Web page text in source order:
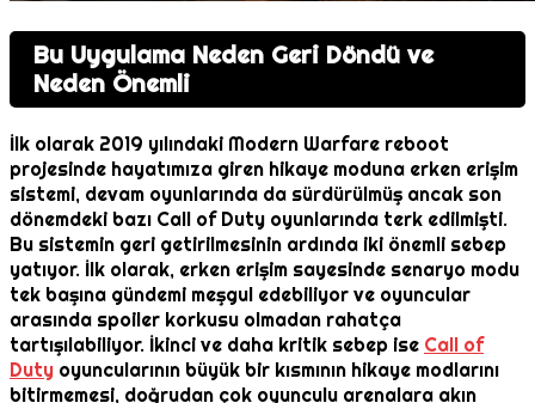
Bu Uygulama Neden Geri Döndü ve
Neden Önemli
İlk olarak 2019 yılındaki Modern Warfare reboot
projesinde hayatımıza giren hikaye moduna erken erişim
sistemi, devam oyunlarında da sürdürülmüş ancak son
dönemdeki bazı Call of Duty oyunlarında terk edilmişti.
Bu sistemin geri getirilmesinin ardında iki önemli sebep
yatıyor. İlk olarak, erken erişim sayesinde senaryo modu
tek başına gündemi meşgul edebiliyor ve oyuncular
arasında spoiler korkusu olmadan rahatça
tartışılabiliyor. İkinci ve daha kritik sebep ise Call of
Duty oyuncularının büyük bir kısmının hikaye modlarını
bitirmemesi, doğrudan çok oyunculu arenalara akın